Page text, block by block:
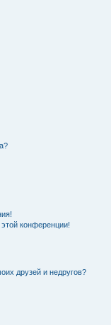
конференции!
друзей и недругов?